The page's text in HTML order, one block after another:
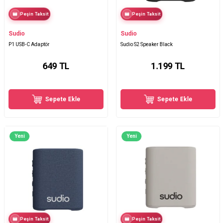
Peşin Taksit
Sudio
P1 USB-C Adaptör
649 TL
Sepete Ekle
Peşin Taksit
Sudio
Sudio S2 Speaker Black
1.199 TL
Sepete Ekle
Yeni
Peşin Taksit
Yeni
Peşin Taksit